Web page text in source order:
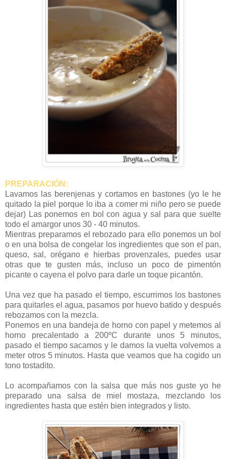
PREPARACIÓN:
Lavamos las berenjenas y cortamos en bastones (yo le he
quitado la piel porque lo iba a comer mi niño pero se puede
dejar) Las ponemos en bol con agua y sal para que suelte
todo el amargor unos 30 - 40 minutos.
Mientras preparamos el rebozado para ello ponemos un bol
o en una bolsa de congelar los ingredientes que son el pan,
queso, sal, orégano e hierbas provenzales, puedes usar
otras que te gusten más, incluso un poco de pimentón
picante o cayena el polvo para darle un toque picantón.
Una vez que ha pasado el tiempo, escurrimos los bastones
para quitarles el agua, pasamos por huevo batido y después
rebozamos con la mezcla.
Ponemos en una bandeja de horno con papel y metemos al
horno precalentado a 200ºC durante unos 5 minutos,
pasado el tiempo sacamos y le damos la vuelta volvemos a
meter otros 5 minutos. Hasta que veamos que ha cogido un
tono tostadito.
Lo acompañamos con la salsa que más nos guste yo he
preparado una salsa de miel mostaza, mezclando los
ingredientes hasta que estén bien integrados y listo.